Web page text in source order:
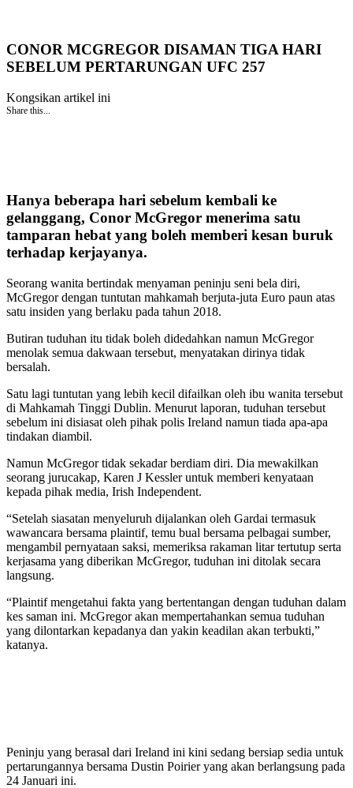
CONOR MCGREGOR DISAMAN TIGA HARI
SEBELUM PERTARUNGAN UFC 257
Kongsikan artikel ini
Share this...
Hanya beberapa hari sebelum kembali ke
gelanggang, Conor McGregor menerima satu
tamparan hebat yang boleh memberi kesan buruk
terhadap kerjayanya.
Seorang wanita bertindak menyaman peninju seni bela diri,
McGregor dengan tuntutan mahkamah berjuta-juta Euro paun atas
satu insiden yang berlaku pada tahun 2018.
Butiran tuduhan itu tidak boleh didedahkan namun McGregor
menolak semua dakwaan tersebut, menyatakan dirinya tidak
bersalah.
Satu lagi tuntutan yang lebih kecil difailkan oleh ibu wanita tersebut
di Mahkamah Tinggi Dublin. Menurut laporan, tuduhan tersebut
sebelum ini disiasat oleh pihak polis Ireland namun tiada apa-apa
tindakan diambil.
Namun McGregor tidak sekadar berdiam diri. Dia mewakilkan
seorang jurucakap, Karen J Kessler untuk memberi kenyataan
kepada pihak media, Irish Independent.
“Setelah siasatan menyeluruh dijalankan oleh Gardai termasuk
wawancara bersama plaintif, temu bual bersama pelbagai sumber,
mengambil pernyataan saksi, memeriksa rakaman litar tertutup serta
kerjasama yang diberikan McGregor, tuduhan ini ditolak secara
langsung.
“Plaintif mengetahui fakta yang bertentangan dengan tuduhan dalam
kes saman ini. McGregor akan mempertahankan semua tuduhan
yang dilontarkan kepadanya dan yakin keadilan akan terbukti,”
katanya.
Peninju yang berasal dari Ireland ini kini sedang bersiap sedia untuk
pertarungannya bersama Dustin Poirier yang akan berlangsung pada
24 Januari ini.